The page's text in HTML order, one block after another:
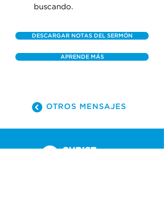
buscando.
DESCARGAR NOTAS DEL SERMÓN
APRENDE MÁS
OTROS MENSAJES